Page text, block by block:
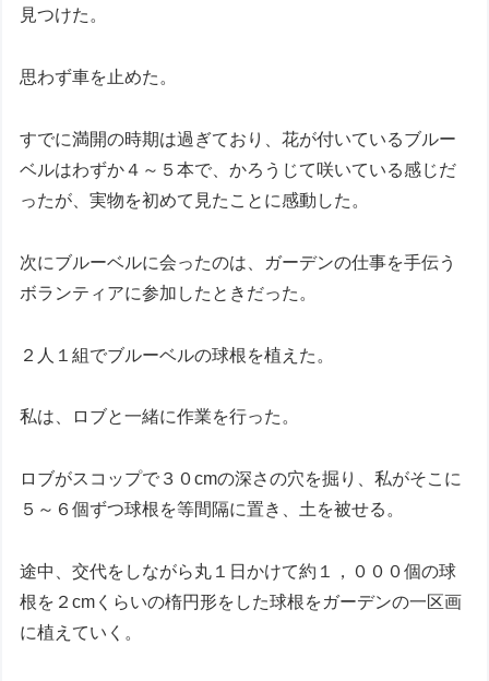
見つけた。
思わず車を止めた。
すでに満開の時期は過ぎており、花が付いているブルー
ベルはわずか４～５本で、かろうじて咲いている感じだ
ったが、実物を初めて見たことに感動した。
次にブルーベルに会ったのは、ガーデンの仕事を手伝う
ボランティアに参加したときだった。
２人１組でブルーベルの球根を植えた。
私は、ロブと一緒に作業を行った。
ロブがスコップで３０cmの深さの穴を掘り、私がそこに
５～６個ずつ球根を等間隔に置き、土を被せる。
途中、交代をしながら丸１日かけて約１，０００個の球
根を２cmくらいの楕円形をした球根をガーデンの一区画
に植えていく。